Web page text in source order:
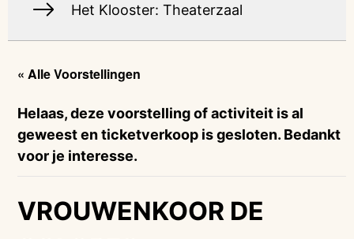
« Alle Voorstellingen
Helaas, deze voorstelling of activiteit is al
geweest en ticketverkoop is gesloten. Bedankt
voor je interesse.
VROUWENKOOR DE
Het Klooster: Theaterzaal